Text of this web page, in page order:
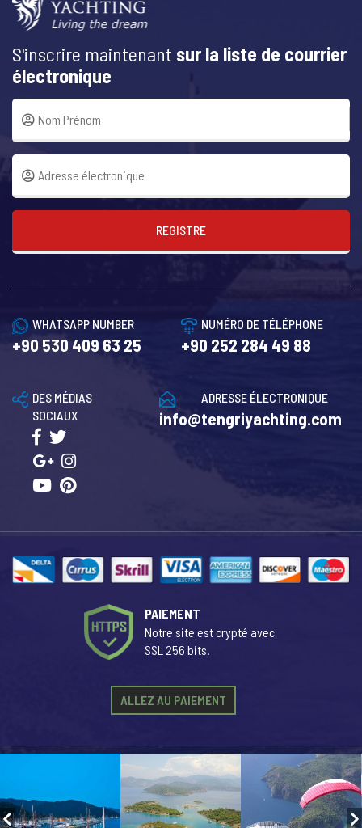
S'inscrire maintenant sur la liste de courrier
électronique
REGISTRE
WHATSAPP NUMBER
+90 530 409 63 25
NUMÉRO DE TÉLÉPHONE
+90 252 284 49 88
ADRESSE ÉLECTRONIQUE
info@tengriyachting.com
DES MÉDIAS
SOCIAUX
PAIEMENT
Notre site est crypté avec
SSL 256 bits.
ALLEZ AU PAIEMENT